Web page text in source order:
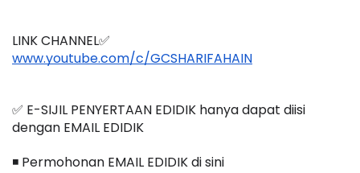
LINK CHANNEL✅
www.youtube.com/c/GCSHARIFAHAIN
✅ E-SIJIL PENYERTAAN EDIDIK hanya dapat diisi
dengan EMAIL EDIDIK
◾️ Permohonan EMAIL EDIDIK di sini